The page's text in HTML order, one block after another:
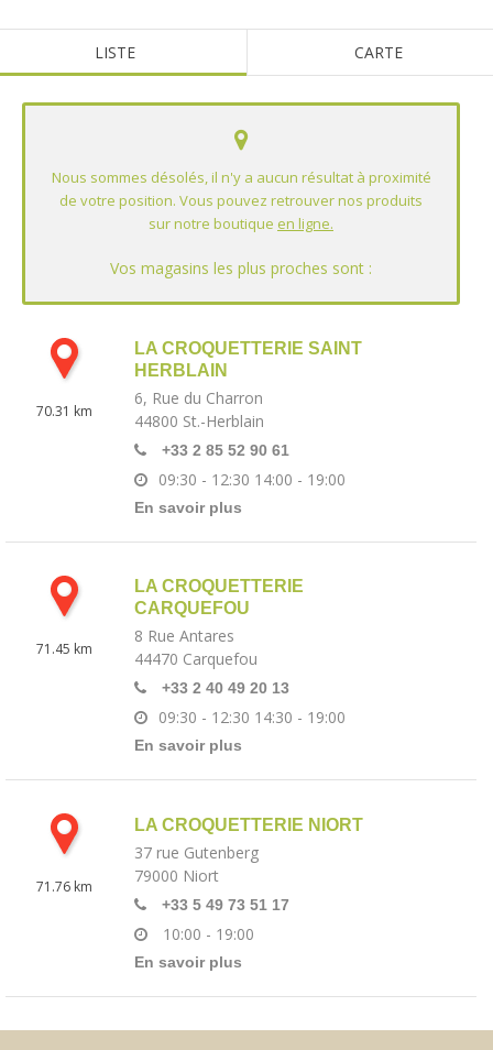
LISTE CARTE
70.31 km
LA CROQUETTERIE SAINT
HERBLAIN
6, Rue du Charron
44800 St.-Herblain
+33 2 85 52 90 61
09:30 - 12:30 14:00 - 19:00
En savoir plus
71.45 km
LA CROQUETTERIE
CARQUEFOU
8 Rue Antares
44470 Carquefou
+33 2 40 49 20 13
09:30 - 12:30 14:30 - 19:00
En savoir plus
71.76 km
LA CROQUETTERIE NIORT
37 rue Gutenberg
79000 Niort
+33 5 49 73 51 17
10:00 - 19:00
En savoir plus